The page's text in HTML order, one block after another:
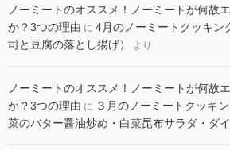
ノーミートのオススメ！ノーミートが何故
か？3つの理由 に 4月のノーミートクッキン
司と豆腐の落とし揚げ）
より
ノーミートのオススメ！ノーミートが何故
か？3つの理由 に ３月のノーミートクッキ
菜のバター醤油炒め・白菜昆布サラダ・ダイ